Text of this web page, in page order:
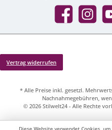
Facebook Instagram
Vertrag widerrufen
* Alle Preise inkl. gesetzl.
Nachnahmegebühren,
© 2026 Stilwelt24 - Alle Rechte
Diese Website verwendet Cookies,